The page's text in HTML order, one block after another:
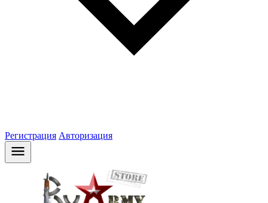
Регистрация Авторизация